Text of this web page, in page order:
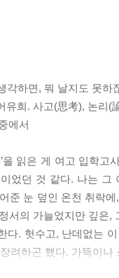
각하면, 뭐 날지도 못하
유희. 사고(思考), 논
에서
을 읽은 게 여고 입학
었던 것 같다. 나는
준 눈 덮인 온천 취락
서의 가늘었지만 깊은
다. 헛수고, 난데없는
장려하곤 했다. 가뜩이